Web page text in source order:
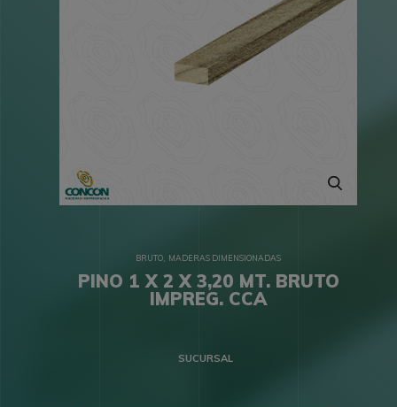
BRUTO MADERAS DIMENSIONADAS
PINO 1 X 2 X 3,20 MT. BRUTO
IMPREG. CCA
SUCURSAL